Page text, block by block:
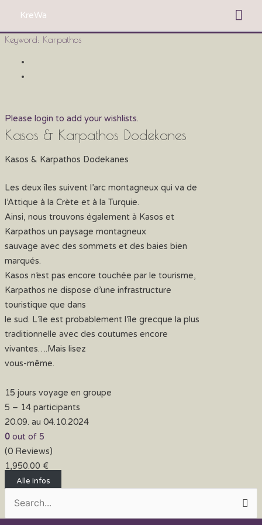
Inhalt
springen
KreWa
Keyword: Karpathos
Please login to add your wishlists.
Kasos & Karpathos Dodekanes
Kasos & Karpathos Dodekanes
Les deux îles suivent l’arc montagneux qui va de
l’Attique à la Crète et à la Turquie.
Ainsi, nous trouvons également à Kasos et
Karpathos un paysage montagneux
sauvage avec des sommets et des baies bien
marqués.
Kasos n’est pas encore touchée par le tourisme,
Karpathos ne dispose d’une infrastructure
touristique que dans
le sud. L’île est probablement l’île grecque la plus
traditionnelle avec des coutumes encore
vivantes….Mais lisez
vous-même.
15 jours voyage en groupe
5 – 14 participants
20.09. au 04.10.2024
0 out of 5
(0 Reviews)
1,950.00 €
Alle Infos
Suchen
nach: